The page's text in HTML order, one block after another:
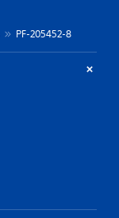
PF-205452-8